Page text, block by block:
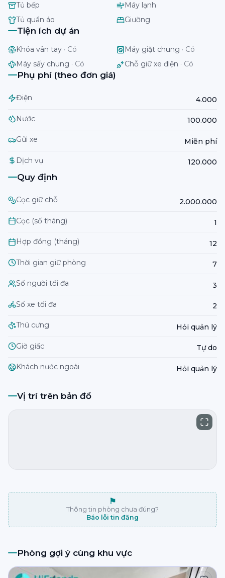
Tủ bếp
Máy lạnh
Tủ quần áo
Giường
Tiện ích dự án
Khóa vân tay · Có Máy giặt chung · Có
Máy sấy chung · Có Chỗ giữ xe điện · Có
Phụ phí (theo đơn giá)
Điện 4.000
Nước 100.000
Gửi xe Miễn phí
Dịch vụ 120.000
Quy định
Cọc giữ chỗ 2.000.000
Cọc (số tháng) 1
Hợp đồng (tháng) 12
Thời gian giữ phòng 7
Số người tối đa 3
Số xe tối đa 2
Thú cưng Hỏi quản lý
Giờ giấc Tự do
Khách nước ngoài Hỏi quản lý
Vị trí trên bản đồ
⚑
Thông tin phòng chưa đúng?
Báo lỗi tin đăng
Phòng gợi ý cùng khu vực